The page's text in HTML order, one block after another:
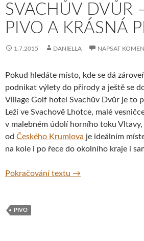
SVACHŮV DVŮR
PIVO A KRÁSNÁ
1.7.2015 DANIELLA NAPSAT
Pokud hledáte místo, kde se dá
podnikat výlety do přírody a ještě se
Village Golf hotel Svachův Dvůr je to
Leží ve Svachově Lhotce, malé
v malebném údolí horního toku
od Českého Krumlova je ideálním
na kole i po řece do okolního kraje i
Pokračování textu Svachův Dvůr –
→
PIVO